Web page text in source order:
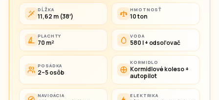
DĹŽKA
11,62 m (38′)
HMOTNOSŤ
10 ton
PLACHTY
70 m²
VODA
580 l + odsoľovač
POSÁDKA
2–5 osôb
KORMIDLO
Kormidlové koleso +
autopilot
NAVIGÁCIA ELEKTRIKA